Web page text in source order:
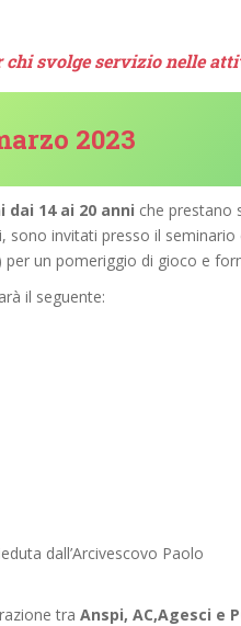
chi svolge servizio nelle
2023
dai 14 ai 20 anni che prestano
sono invitati presso il seminario
per un pomeriggio di gioco e
il seguente:
dall’Arcivescovo Paolo
tra Anspi, AC,Agesci e